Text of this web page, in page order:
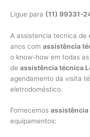
Ligue para (11) 99331-
A assistencia tecnica de
anos comassistência
o know-how em todas
deassistência técnica
agendamento da visita
eletrodoméstico.
Fornecemosassistência
equipamentos: